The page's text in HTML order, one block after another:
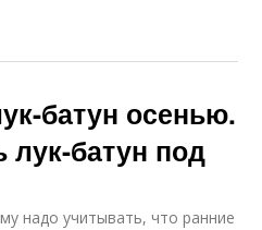
батун осенью.
лук-батун под
надо учитывать, что ранние